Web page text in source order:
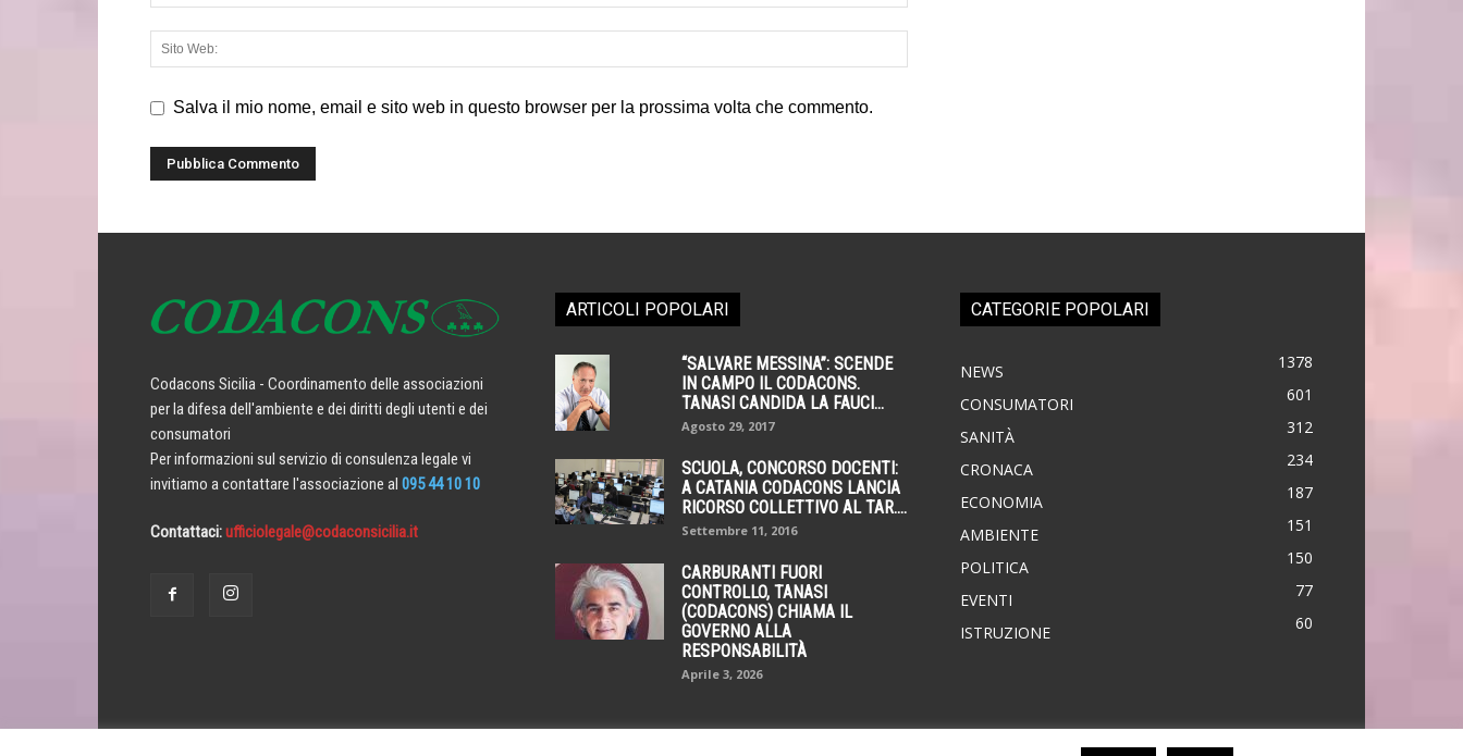
Salva il mio nome, email e sito web in questo browser per la prossima volta che commento.
Codacons Sicilia - Coordinamento delle associazioni
per la difesa dell'ambiente e dei diritti degli utenti e dei
consumatori
Per informazioni sul servizio di consulenza legale vi
invitiamo a contattare l'associazione al 095 44 10 10
Contattaci:ufficiolegale@codaconsicilia.it
ARTICOLI POPOLARI
“SALVARE MESSINA”: SCENDE
IN CAMPO IL CODACONS.
TANASI CANDIDA LA FAUCI...
Agosto 29, 2017
SCUOLA, CONCORSO DOCENTI:
A CATANIA CODACONS LANCIA
RICORSO COLLETTIVO AL TAR....
Settembre 11, 2016
CARBURANTI FUORI
CONTROLLO, TANASI
(CODACONS) CHIAMA IL
GOVERNO ALLA
RESPONSABILITÀ
Aprile 3, 2026
CATEGORIE POPOLARI
NEWS 1378
CONSUMATORI 601
SANITÀ 312
CRONACA 234
ECONOMIA 187
AMBIENTE 151
POLITICA 150
EVENTI 77
ISTRUZIONE 60